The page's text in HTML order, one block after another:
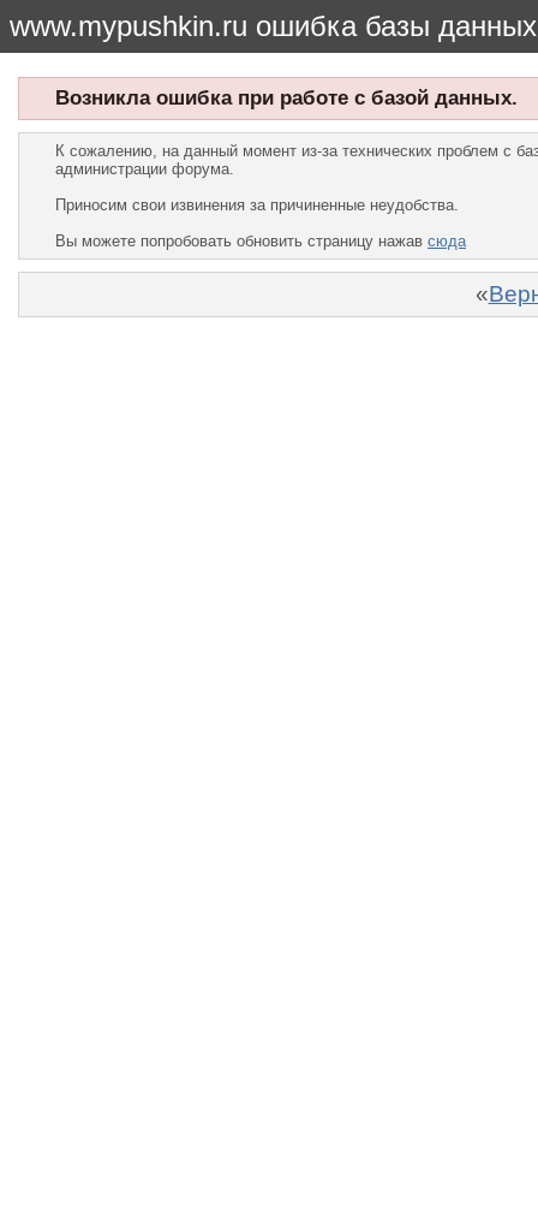
www.mypushkin.ru ошибка базы данных
Возникла ошибка при работе с базой данных.
К сожалению, на данный момент из-за технических проблем с
администрации форума.
Приносим свои извинения за причиненные неудобства.
Вы можете попробовать обновить страницу нажав сюда
«